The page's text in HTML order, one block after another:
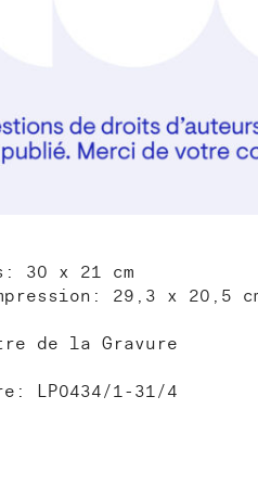
30 x 21 cm
29,3 x 20,5
de la Gravure
LP0434/1-31/4